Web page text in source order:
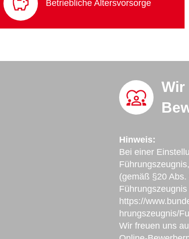
Betriebliche Altersvorsorge
Wir
Hinweis:
Bei einer
(gemäß §20
https://
hrungszeugnis/
Wir freuen uns